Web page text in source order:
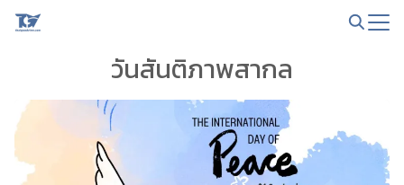
Skip
วันสันติภาพสากล